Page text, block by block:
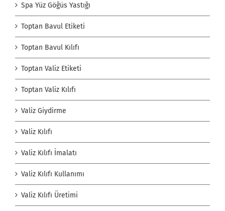
Spa Yüz Göğüs Yastığı
Toptan Bavul Etiketi
Toptan Bavul Kılıfı
Toptan Valiz Etiketi
Toptan Valiz Kılıfı
Valiz Giydirme
Valiz Kılıfı
Valiz Kılıfı İmalatı
Valiz Kılıfı Kullanımı
Valiz Kılıfı Üretimi